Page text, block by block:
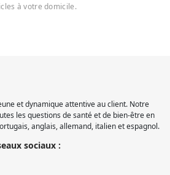
à votre domicile.
et dynamique attentive au client. Notre
les questions de santé et de bien-être en
anglais, allemand, italien et espagnol.
sociaux :